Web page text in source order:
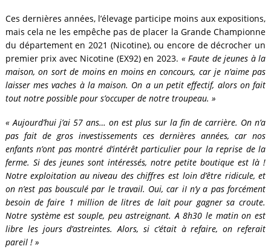
Ces dernières années, l’élevage participe moins aux expositions,
mais cela ne les empêche pas de placer la Grande Championne
du département en 2021 (Nicotine), ou encore de décrocher un
premier prix avec Nicotine (EX92) en 2023. « Faute de jeunes à la
maison, on sort de moins en moins en concours, car je n’aime pas
laisser mes vaches à la maison. On a un petit effectif, alors on fait
tout notre possible pour s’occuper de notre troupeau. »
« Aujourd’hui j’ai 57 ans… on est plus sur la fin de carrière. On n’a
pas fait de gros investissements ces dernières années, car nos
enfants n’ont pas montré d’intérêt particulier pour la reprise de la
ferme. Si des jeunes sont intéressés, notre petite boutique est là !
Notre exploitation au niveau des chiffres est loin d’être ridicule, et
on n’est pas bousculé par le travail. Oui, car iI n’y a pas forcément
besoin de faire 1 million de litres de lait pour gagner sa croute.
Notre système est souple, peu astreignant. A 8h30 le matin on est
libre les jours d’astreintes. Alors, si c’était à refaire, on referait
pareil ! »